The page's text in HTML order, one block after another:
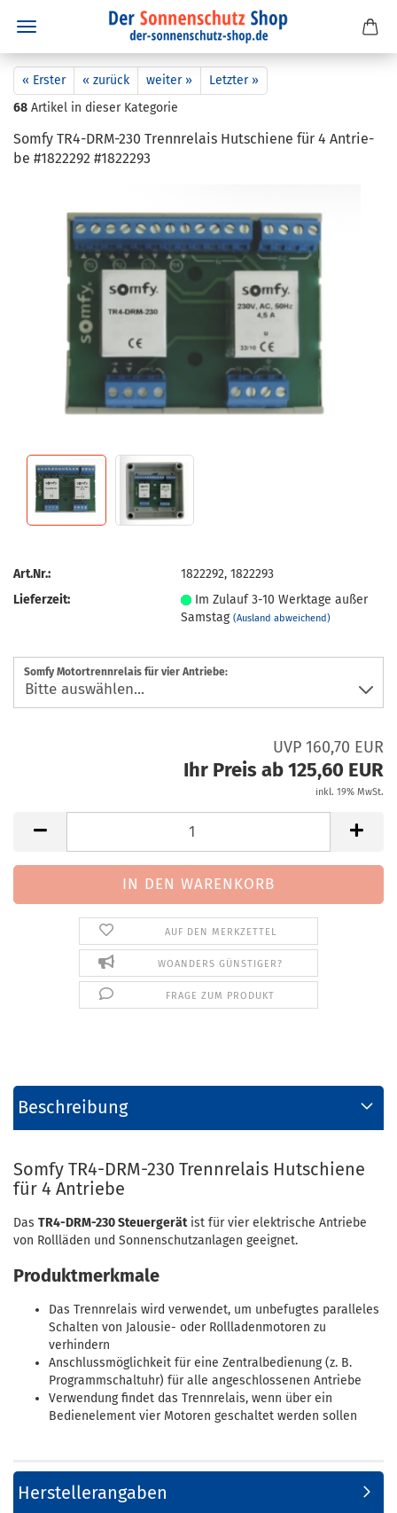
« Erster « zurück weiter »
Letzter »
68 Artikel in dieser Kategorie
Somfy TR4-​DRM-230 Trenn­re­lais Hut­schie­ne für 4 An­trie­
be #1822292 #1822293
Art.Nr.:
1822292, 1822293
Lieferzeit:
Im Zulauf 3-10 Werktage außer
Samstag(Ausland abweichend)
Somfy Motortrennrelais für vier Antriebe:
UVP 160,70 EUR
Ihr Preis ab 125,60 EUR
inkl. 19% MwSt.
AUF DEN MERKZETTEL
WOANDERS GÜNSTIGER?
FRAGE ZUM PRODUKT
Beschreibung
Somfy TR4-DRM-230 Trennrelais Hutschiene
für 4 Antriebe
Das TR4-DRM-230 Steuergerätist für vier elektrische Antriebe
von Rollläden und Sonnenschutzanlagen geeignet.
Produktmerkmale
Das Trennrelais wird verwendet, um unbefugtes paralleles
Schalten von Jalousie- oder Rollladenmotoren zu
verhindern
Anschlussmöglichkeit für eine Zentralbedienung (z. B.
Programmschaltuhr) für alle angeschlossenen Antriebe
Verwendung findet das Trennrelais, wenn über ein
Bedienelement vier Motoren geschaltet werden sollen
Herstellerangaben